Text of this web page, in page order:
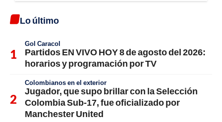
Lo último
Gol Caracol
Partidos EN VIVO HOY 8 de agosto del 2026:
horarios y programación por TV
Colombianos en el exterior
Jugador, que supo brillar con la Selección
Colombia Sub-17, fue oficializado por
Manchester United